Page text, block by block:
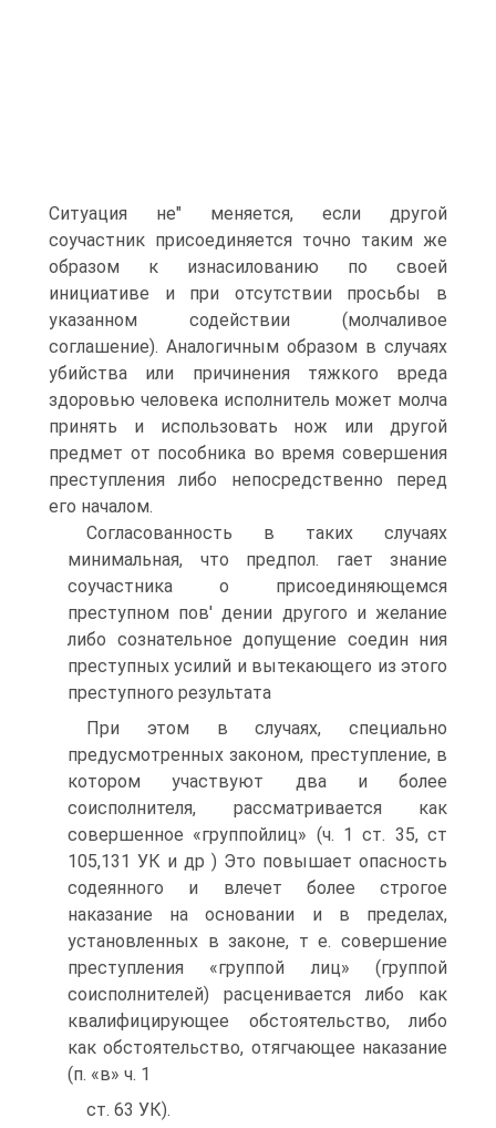
Ситуация не" меняется, если другой
соучастник присоединяется точно таким же
образом к изнасилованию по своей
инициативе и при отсутствии просьбы в
указанном содействии (молчаливое
соглашение). Аналогичным образом в случаях
убийства или причинения тяжкого вреда
здоровью человека исполнитель может молча
принять и использовать нож или другой
предмет от пособника во время совершения
преступления либо непосредственно перед
его началом.
Согласованность в таких случаях
минимальная, что предпол. гает знание
соучастника о присоединяющемся
преступном пов' дении другого и желание
либо сознательное допущение соедин ния
преступных усилий и вытекающего из этого
преступного результата
При этом в случаях, специально
предусмотренных законом, преступление, в
котором участвуют два и более
соисполнителя, рассматривается как
совершенное «группойлиц» (ч. 1 ст. 35, ст
105,131 УК и др ) Это повышает опасность
содеянного и влечет более строгое
наказание на основании и в пределах,
установленных в законе, т е. совершение
преступления «группой лиц» (группой
соисполнителей) расценивается либо как
квалифицирующее обстоятельство, либо
как обстоятельство, отягчающее наказание
(п. «в» ч. 1
ст. 63 УК).